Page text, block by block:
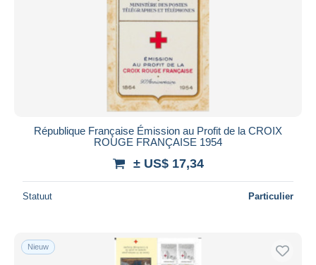
République Française Émission au Profit de la CROIX
ROUGE FRANÇAISE 1954
± US$ 17,34
Statuut Particulier
Nieuw